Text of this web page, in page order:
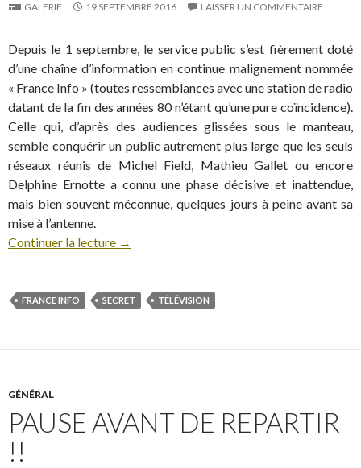
GALERIE 19 SEPTEMBRE 2016 LAISSER UN COMMENTAIRE
Depuis le 1 septembre, le service public s’est fièrement doté
d’une chaîne d’information en continue malignement nommée
« France Info » (toutes ressemblances avec une station de radio
datant de la fin des années 80 n’étant qu’une pure coïncidence).
Celle qui, d’après des audiences glissées sous le manteau,
semble conquérir un public autrement plus large que les seuls
réseaux réunis de Michel Field, Mathieu Gallet ou encore
Delphine Ernotte a connu une phase décisive et inattendue,
mais bien souvent méconnue, quelques jours à peine avant sa
mise à l’antenne.
Continuer la lecture →
FRANCE INFO SECRET TÉLÉVISION
GÉNÉRAL
PAUSE AVANT DE REPARTIR
!!